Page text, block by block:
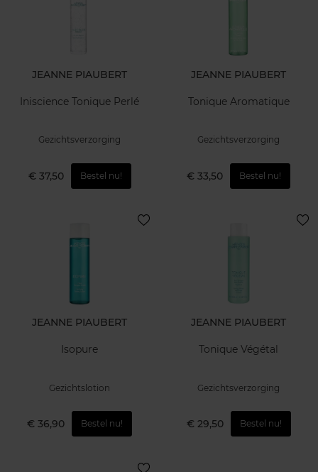
JEANNE PIAUBERT
Iniscience Tonique Perlé
Gezichtsverzorging
€ 37,50 Bestel nu!
JEANNE PIAUBERT
Tonique Aromatique
Gezichtsverzorging
€ 33,50 Bestel nu!
JEANNE PIAUBERT
Isopure
Gezichtslotion
€ 36,90 Bestel nu!
JEANNE PIAUBERT
Tonique Végétal
Gezichtsverzorging
€ 29,50 Bestel nu!